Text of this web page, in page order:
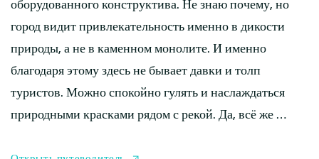
оборудованного конструктива. Не знаю почему, но
город видит привлекательность именно в дикости
природы, а не в каменном монолите. И именно
благодаря этому здесь не бывает давки и толп
туристов. Можно спокойно гулять и наслаждаться
природными красками рядом с рекой. Да, всё же …